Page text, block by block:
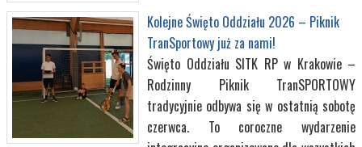
Kolejne Święto Oddziału 2026 – Piknik
TranSportowy już za nami!
Święto Oddziału SITK RP w Krakowie –
Rodzinny Piknik TranSPORTOWY
tradycyjnie odbywa się w ostatnią sobotę
czerwca. To coroczne wydarzenie